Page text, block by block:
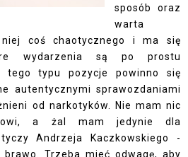
sposób oraz
warta
coś chaotycznego i ma się
wydarzenia są po prostu
tego typu pozycje powinno się
autentycznymi sprawozdaniami
od narkotyków. Nie mam nic
a żal mam jedynie dla
Andrzeja Kaczkowskiego -
brawo. Trzeba mieć odwagę, aby